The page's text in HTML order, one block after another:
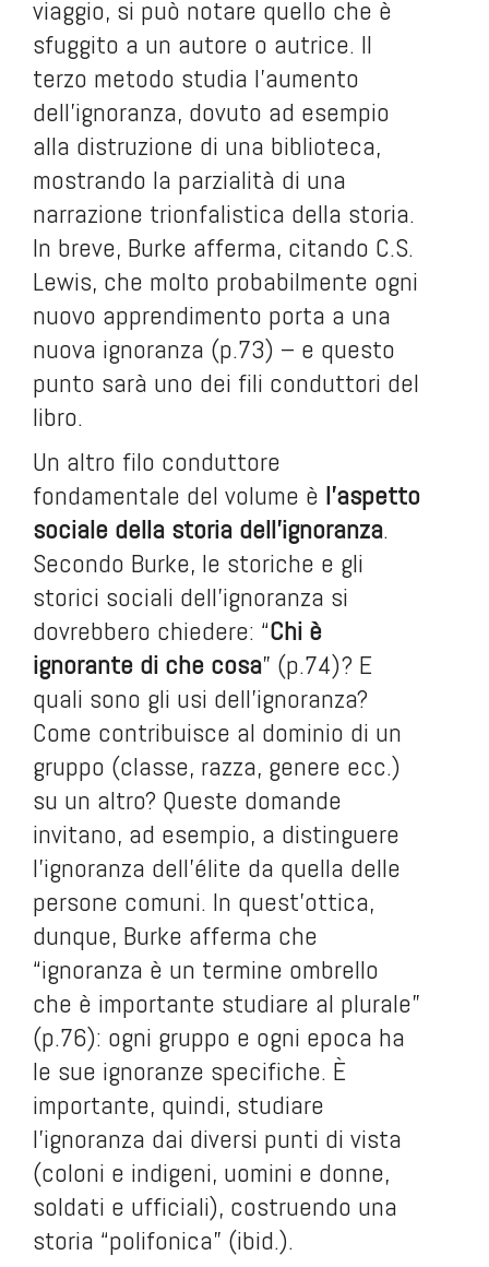
viaggio, si può notare quello che è
sfuggito a un autore o autrice. Il
terzo metodo studia l’aumento
dell’ignoranza, dovuto ad esempio
alla distruzione di una biblioteca,
mostrando la parzialità di una
narrazione trionfalistica della storia.
In breve, Burke afferma, citando C.S.
Lewis, che molto probabilmente ogni
nuovo apprendimento porta a una
nuova ignoranza (p.73) – e questo
punto sarà uno dei fili conduttori del
libro.
Un altro filo conduttore
fondamentale del volume è l’aspetto
sociale della storia dell’ignoranza.
Secondo Burke, le storiche e gli
storici sociali dell’ignoranza si
dovrebbero chiedere: “Chi è
ignorante di che cosa” (p.74)? E
quali sono gli usi dell’ignoranza?
Come contribuisce al dominio di un
gruppo (classe, razza, genere ecc.)
su un altro? Queste domande
invitano, ad esempio, a distinguere
l’ignoranza dell’élite da quella delle
persone comuni. In quest’ottica,
dunque, Burke afferma che
“ignoranza è un termine ombrello
che è importante studiare al plurale”
(p.76): ogni gruppo e ogni epoca ha
le sue ignoranze specifiche. È
importante, quindi, studiare
l’ignoranza dai diversi punti di vista
(coloni e indigeni, uomini e donne,
soldati e ufficiali), costruendo una
storia “polifonica” (ibid.).